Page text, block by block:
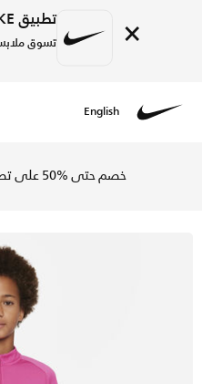
× تطبيق NIKE هنا!
تسوق
English
خصم حتى %50 على تصاميم مختارة.